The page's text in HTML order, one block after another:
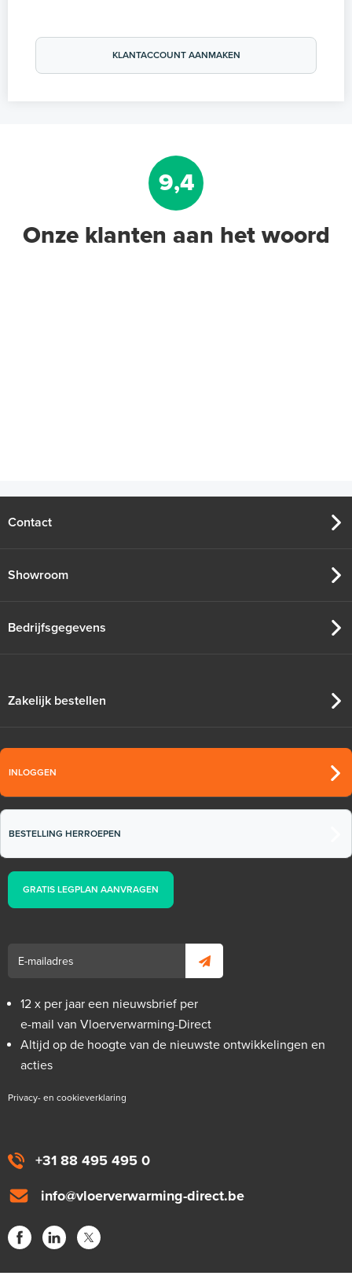
KLANTACCOUNT AANMAKEN
9,4
Onze klanten aan het woord
+31 88 495 495 0
info@vloerverwarming-direct.be
Contact
Showroom
Bedrijfsgegevens
Zakelijk bestellen
INLOGGEN
BESTELLING HERROEPEN
GRATIS LEGPLAN AANVRAGEN
12 x per jaar een nieuwsbrief per
e-mail van Vloerverwarming-Direct
Altijd op de hoogte van de nieuwste ontwikkelingen en
acties
Privacy- en cookieverklaring